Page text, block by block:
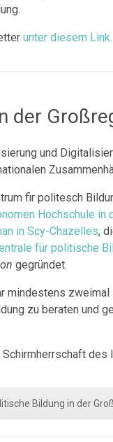
unter diesem Link.
der
und
fir politesch
Hochschule
in Scy-Chazelles,
für politische
gegründet.
mindestens
zu beraten und
des
Bildung in der